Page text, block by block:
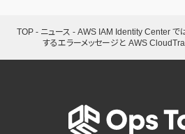
TOP - ニュース - AWS IAM Identity Center で
するエラーメッセージと AWS